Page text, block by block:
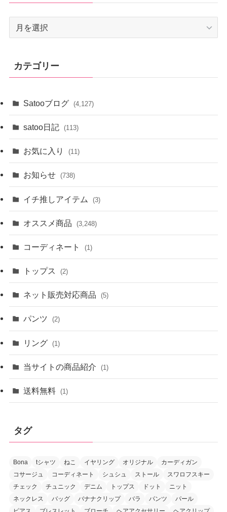
ブ
カテゴリー
Satooブログ (4,127)
satoo日記 (113)
お気に入り (11)
お知らせ (738)
イチ推しアイテム (3)
オススメ商品 (3,248)
コーディネート (1)
トップス (2)
ネット販売対応商品 (5)
パンツ (2)
リング (1)
当サイトの商品紹介 (1)
送料無料 (1)
タグ
Bona tシャツ ねこ イヤリング オリジナル
カーディガン
コサージュ
コーディネート シュシュ ストール
スワロフスキー
チェック
チュニック デニム トップス ドット
ニット
ネックレス
バッグ バナナクリップ バラ パンツ
パール